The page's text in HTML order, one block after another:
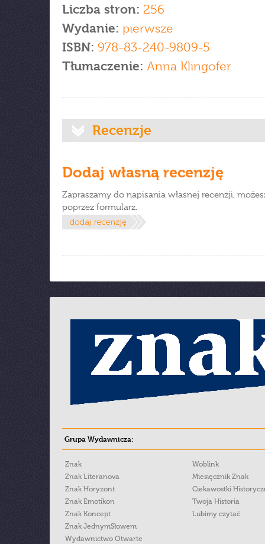
Liczba stron: 256
Wydanie: pierwsze
ISBN: 978-83-240-9809-5
Tłumaczenie: Anna Klingofer
Recenzje
Dodaj własną recenzję
Zapraszamy do napisania własnej recenzji,
poprzez formularz.
Grupa Wydawnicza:
Znak
Znak Literanova
Znak Horyzont
Znak Emotikon
Znak Koncept
Znak JednymSłowem
Wydawnictwo Otwarte
Woblink
Miesięcznik Znak
Ciekawostki
Twoja Historia
Lubimy czytać